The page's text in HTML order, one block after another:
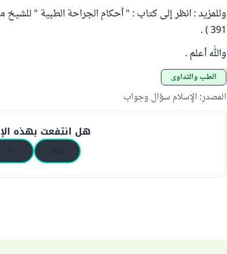
391 ) .
والله أعلم .
الطب والتداوي
المصدر: الإسلام سؤال وجواب
هل انتفعت بهذه